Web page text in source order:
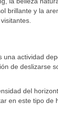
brillante y la
una actividad
de deslizarse
del
en este tipo de